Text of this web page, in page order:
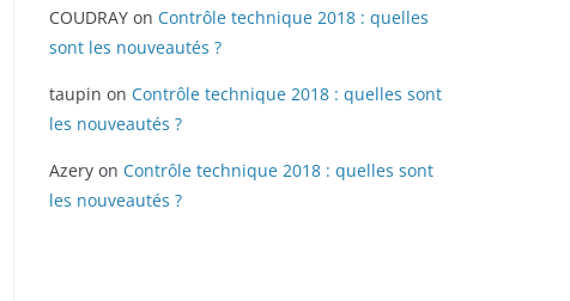
COUDRAY on Contrôle technique 2018 : quelles
sont les nouveautés ?
taupin on Contrôle technique 2018 : quelles sont
les nouveautés ?
Azery on Contrôle technique 2018 : quelles sont
les nouveautés ?